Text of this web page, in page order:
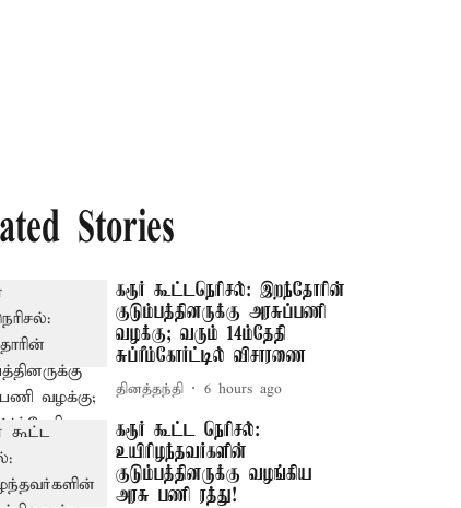
Stories
கரூர் கூட்டநெரிசல்: இறந்தோரின்
குடும்பத்தினருக்கு அரசுப்பணி
வழக்கு; வரும் 14ம்தேதி
சுப்ரீம்கோர்ட்டில் விசாரணை
தினத்தந்தி 6 hours ago
கரூர் கூட்ட நெரிசல்:
உயிரிழந்தவர்களின்
குடும்பத்தினருக்கு வழங்கிய
அரசு பணி ரத்து!